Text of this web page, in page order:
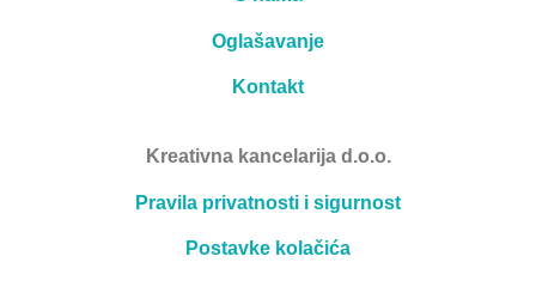
Oglašavanje
Kontakt
Kreativna kancelarija d.o.o.
Pravila privatnosti i sigurnost
Postavke kolačića